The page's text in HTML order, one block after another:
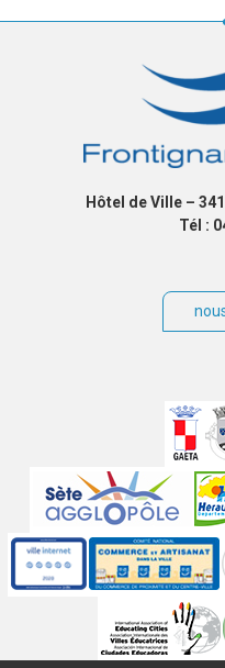
Hôtel de Ville –
Tél :
partenaires
Labels